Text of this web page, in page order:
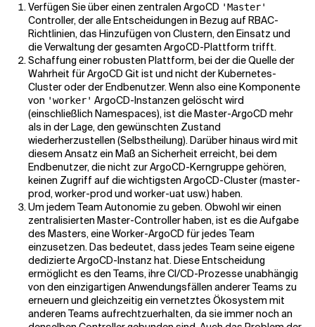
Verfügen Sie über einen zentralen ArgoCD 'Master'
Controller, der alle Entscheidungen in Bezug auf RBAC-
Richtlinien, das Hinzufügen von Clustern, den Einsatz und
die Verwaltung der gesamten ArgoCD-Plattform trifft.
Schaffung einer robusten Plattform, bei der die Quelle der
Wahrheit für ArgoCD Git ist und nicht der Kubernetes-
Cluster oder der Endbenutzer. Wenn also eine Komponente
von 'worker' ArgoCD-Instanzen gelöscht wird
(einschließlich Namespaces), ist die Master-ArgoCD mehr
als in der Lage, den gewünschten Zustand
wiederherzustellen (Selbstheilung). Darüber hinaus wird mit
diesem Ansatz ein Maß an Sicherheit erreicht, bei dem
Endbenutzer, die nicht zur ArgoCD-Kerngruppe gehören,
keinen Zugriff auf die wichtigsten ArgoCD-Cluster (master-
prod, worker-prod und worker-uat usw.) haben.
Um jedem Team Autonomie zu geben. Obwohl wir einen
zentralisierten Master-Controller haben, ist es die Aufgabe
des Masters, eine Worker-ArgoCD für jedes Team
einzusetzen. Das bedeutet, dass jedes Team seine eigene
dedizierte ArgoCD-Instanz hat. Diese Entscheidung
ermöglicht es den Teams, ihre CI/CD-Prozesse unabhängig
von den einzigartigen Anwendungsfällen anderer Teams zu
erneuern und gleichzeitig ein vernetztes Ökosystem mit
anderen Teams aufrechtzuerhalten, da sie immer noch an